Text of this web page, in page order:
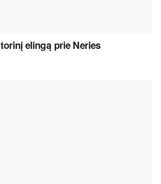
elingą prie Neries